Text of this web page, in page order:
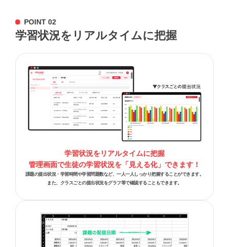
POINT 02
学習状況をリアルタイムに把握
学習状況をリアルタイムに把握
管理画面で生徒の学習状況を「見える化」できます！
課題の提出状況・学習時間や学習問題数など、一人一人しっかり把握することができます。
また、クラスごとの提出状況をグラフ等で確認することもできます。